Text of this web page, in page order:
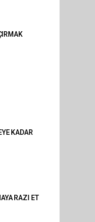
KADAR
RAZI ET